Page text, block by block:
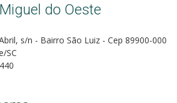
do Oeste
s/n - Bairro São Luiz - Cep 89900-000
SC